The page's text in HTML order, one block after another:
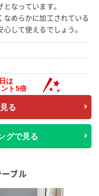
なっています。
めらかに加工されている
して使えるでしょう。
る
グで見る
ブル